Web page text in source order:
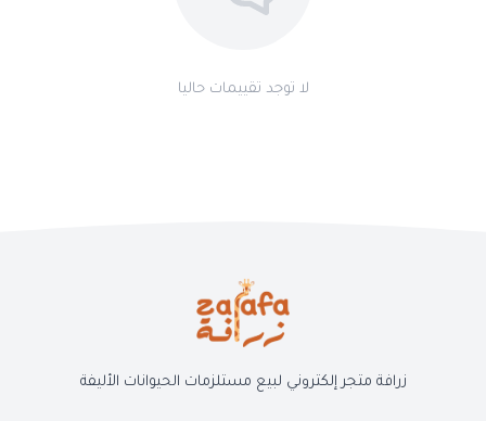
لا توجد تقييمات حاليا
زرافة متجر إلكتروني لبيع مستلزمات الحيوانات الأليفة